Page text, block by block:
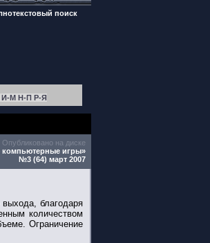
поиск
И-М Н-П Р-Я
Опубликовано на диске
компьютерные игры»
№3 (64) март 2007
благодаря
количеством
Ограничение